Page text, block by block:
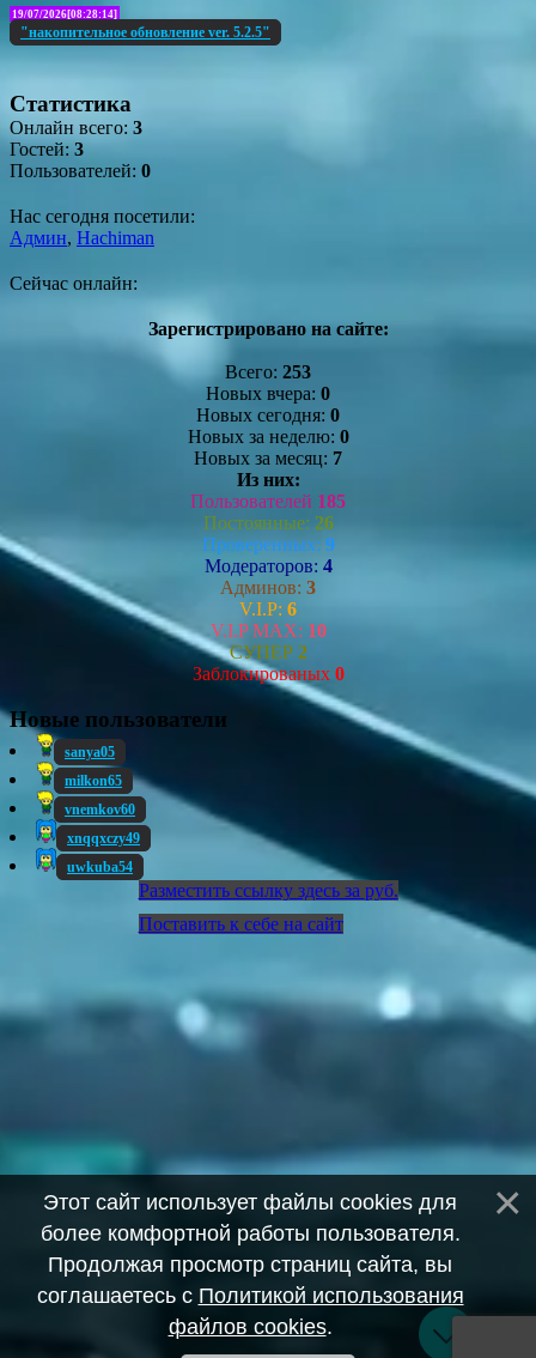
19/07/2026[08:28:14]
"накопительное обновление ver. 5.2.5"
Статистика
Онлайн всего: 3
Гостей: 3
Пользователей: 0
Нас сегодня посетили:
Админ, Hachiman
Сейчас онлайн:
Зарегистрировано на сайте:
Всего: 253
Новых вчера: 0
Новых сегодня: 0
Новых за неделю: 0
Новых за месяц: 7
Из них:
Пользователей 185
Постоянные: 26
Проверенных: 9
Модераторов: 4
Админов: 3
V.I.P: 6
V.I.P MAX: 10
СУПЕР 2
Заблокированых 0
Новые пользователи
sanya05
milkon65
vnemkov60
xnqqxczy49
uwkuba54
Разместить ссылку здесь за руб.
Поставить к себе на сайт
Этот сайт использует файлы cookies для
более комфортной работы пользователя.
Продолжая просмотр страниц сайта, вы
соглашаетесь с Политикой использования
файлов cookies.